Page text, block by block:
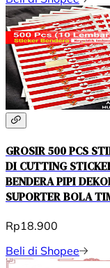
GROSIR 500 PCS
DI CUTTING
BENDERA PIPI
SUPORTER BOLA
Rp18.900
Beli di Shopee